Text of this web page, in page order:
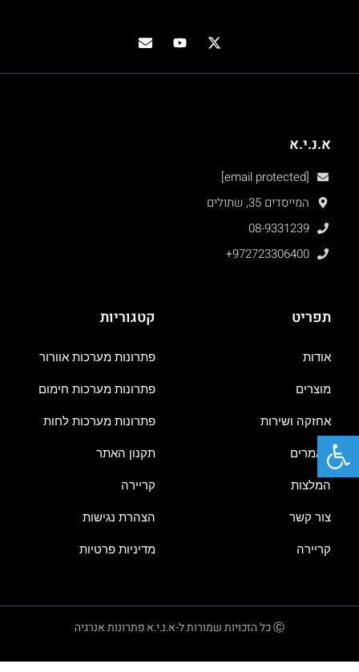
א.נ.י.א
[email protected]
המייסדים 35, שתולים
08-9331239
+972723306400
תפריט
אודות
מוצרים
אחזקה ושירות
מאמרים
המלצות
צור קשר
קריירה
קטגוריות
פתרונות מערכות אוורור
פתרונות מערכות חימום
פתרונות מערכות לחות
תקנון האתר
קריירה
הצהרת נגישות
מדיניות פרטיות
Ⓒ כל הזכויות שמורות ל-א.נ.י.א פתרונות אנרגיה
פתח סרגל נגישות